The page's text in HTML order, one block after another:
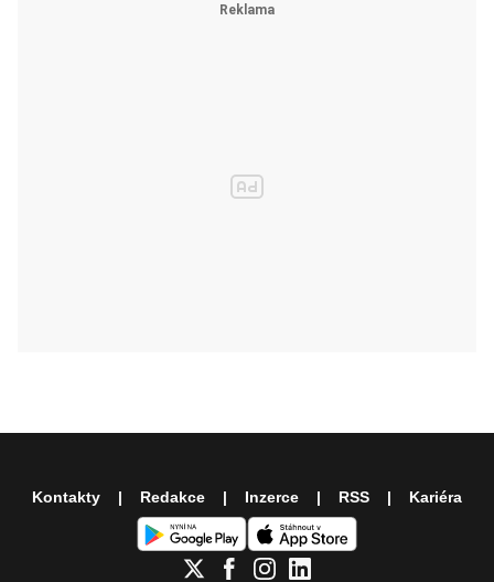
Kontakty Redakce Inzerce RSS Kariéra